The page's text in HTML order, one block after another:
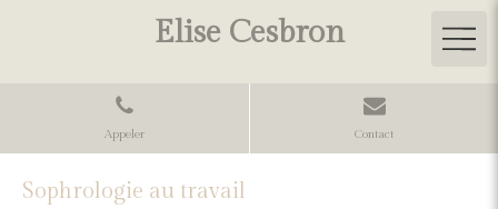
Elise Cesbron
Appeler Contact
Sophrologie au travail